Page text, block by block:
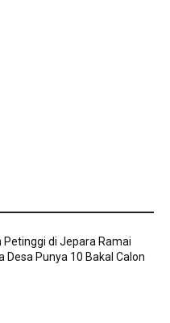
di Jepara Ramai
Desa Punya 10 Bakal Calon